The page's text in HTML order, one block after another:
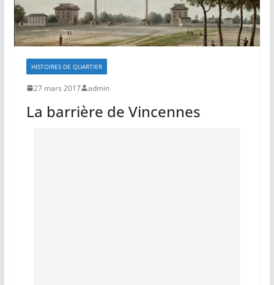
HISTOIRES DE QUARTIER
27 mars 2017 admin
La barrière de Vincennes